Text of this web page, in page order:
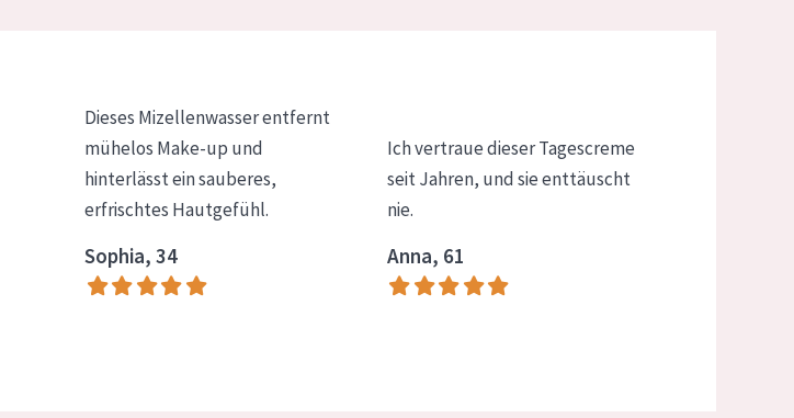
Dieses Mizellenwasser entfernt
mühelos Make-up und
hinterlässt ein sauberes,
erfrischtes Hautgefühl.
Sophia, 34
Ich vertraue dieser Tagescreme
seit Jahren, und sie enttäuscht
nie.
Anna, 61